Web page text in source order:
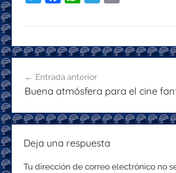
er e
b
o
o
s
A
p
p
gr
a
l
de
Entrada anterior
Buena atmósfera para el cine
Deja una respuesta
Tu dirección de correo electrónico no